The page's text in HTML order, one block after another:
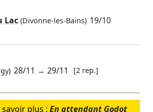
Lac(Divonne-les-Bains) 19/10
28/11 →29/11 [2 rep.]
savoir plus : En attendant Godot